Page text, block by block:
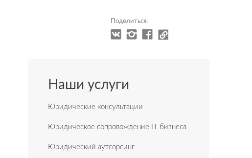
Поделиться:
Наши услуги
Юридические консультации
Юридическое сопровождение IT бизнеса
Юридический аутсорсинг